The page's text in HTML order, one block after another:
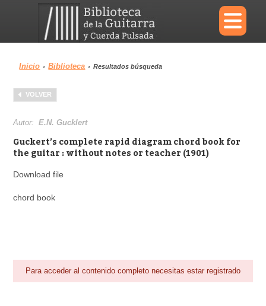
×
Menu
Biblioteca
Inicio › Biblioteca › Resultados búsqueda
VOLVER
Autor:E.N. Gucklert
Guckert’s complete rapid diagram chord book for
the guitar : without notes or teacher (1901)
Download file
chord book
Para acceder al contenido completo necesitas estar registrado